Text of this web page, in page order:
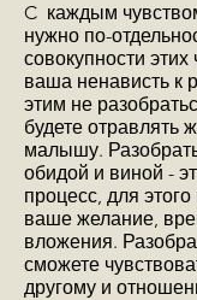
C каждым
нужно по-
совокупности
ваша ненависть к
этим не
будете отравлять
малышу.
обидой и виной -
процесс, для
ваше желание,
вложения.
сможете
другому и